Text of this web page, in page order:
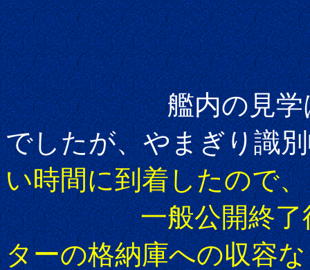
艦内の見学はでき
でしたが、やまぎり識
い時間に到着したので、
一般公開終了後に
ターの格納庫への収容